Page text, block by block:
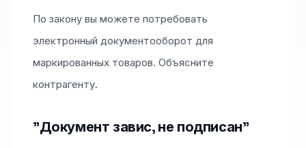
По закону вы можете потребовать
электронный документооборот для
маркированных товаров. Объясните
контрагенту.
"Документ завис, не подписан"